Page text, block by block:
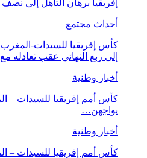
إفريقيا برهان التأهل إلى
أحداث مجتمع
إلى ربع النهائي عقب تعادله
أخبار وطنية
يواجهن…
أخبار وطنية